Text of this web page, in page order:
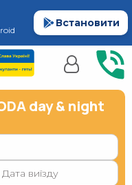
Встановити
day & night